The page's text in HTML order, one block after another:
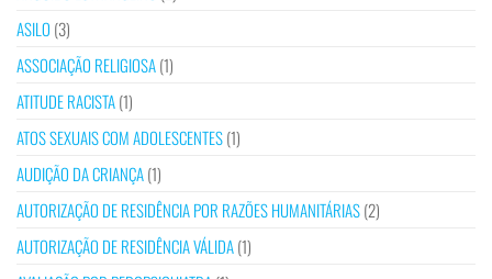
ASILO (3)
ASSOCIAÇÃO RELIGIOSA(1)
ATITUDE RACISTA(1)
ATOS SEXUAIS COM ADOLESCENTES(1)
AUDIÇÃO DA CRIANÇA(1)
AUTORIZAÇÃO DE RESIDÊNCIA POR RAZÕES HUMANITÁRIAS(2)
AUTORIZAÇÃO DE RESIDÊNCIA VÁLIDA(1)